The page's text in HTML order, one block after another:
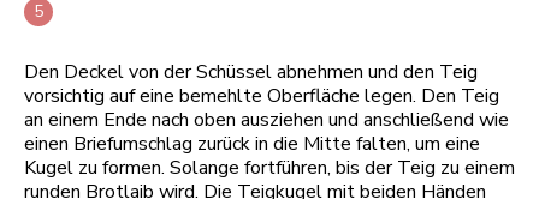
Den Deckel von der Schüssel abnehmen und den Teig
vorsichtig auf eine bemehlte Oberfläche legen. Den Teig
an einem Ende nach oben ausziehen und anschließend wie
einen Briefumschlag zurück in die Mitte falten, um eine
Kugel zu formen. Solange fortführen, bis der Teig zu einem
runden Brotlaib wird. Die Teigkugel mit beiden Händen